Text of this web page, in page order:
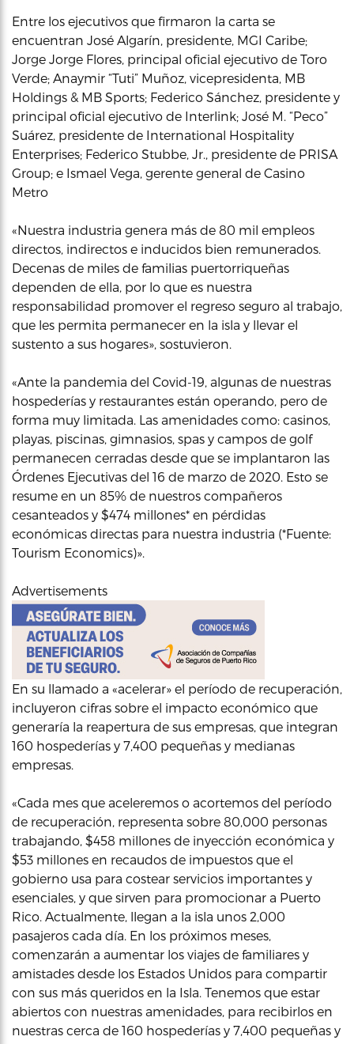
Entre los ejecutivos que firmaron la carta se
encuentran José Algarín, presidente, MGI Caribe;
Jorge Jorge Flores, principal oficial ejecutivo de Toro
Verde; Anaymir “Tuti” Muñoz, vicepresidenta, MB
Holdings & MB Sports; Federico Sánchez, presidente y
principal oficial ejecutivo de Interlink; José M. “Peco”
Suárez, presidente de International Hospitality
Enterprises; Federico Stubbe, Jr., presidente de PRISA
Group; e Ismael Vega, gerente general de Casino
Metro
«Nuestra industria genera más de 80 mil empleos
directos, indirectos e inducidos bien remunerados.
Decenas de miles de familias puertorriqueñas
dependen de ella, por lo que es nuestra
responsabilidad promover el regreso seguro al trabajo,
que les permita permanecer en la isla y llevar el
sustento a sus hogares», sostuvieron.
«Ante la pandemia del Covid-19, algunas de nuestras
hospederías y restaurantes están operando, pero de
forma muy limitada. Las amenidades como: casinos,
playas, piscinas, gimnasios, spas y campos de golf
permanecen cerradas desde que se implantaron las
Órdenes Ejecutivas del 16 de marzo de 2020. Esto se
resume en un 85% de nuestros compañeros
cesanteados y $474 millones* en pérdidas
económicas directas para nuestra industria (*Fuente:
Tourism Economics)».
Advertisements
En su llamado a «acelerar» el período de recuperación,
incluyeron cifras sobre el impacto económico que
generaría la reapertura de sus empresas, que integran
160 hospederías y 7,400 pequeñas y medianas
empresas.
«Cada mes que aceleremos o acortemos del período
de recuperación, representa sobre 80,000 personas
trabajando, $458 millones de inyección económica y
$53 millones en recaudos de impuestos que el
gobierno usa para costear servicios importantes y
esenciales, y que sirven para promocionar a Puerto
Rico. Actualmente, llegan a la isla unos 2,000
pasajeros cada día. En los próximos meses,
comenzarán a aumentar los viajes de familiares y
amistades desde los Estados Unidos para compartir
con sus más queridos en la Isla. Tenemos que estar
abiertos con nuestras amenidades, para recibirlos en
nuestras cerca de 160 hospederías y 7,400 pequeñas y